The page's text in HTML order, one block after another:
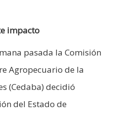
impacto
pasada la Comisión
Agropecuario de la
(Cedaba) decidió
del Estado de